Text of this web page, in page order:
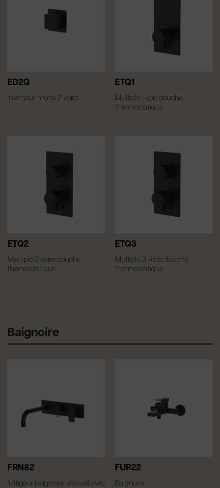
ED2Q
Inverseur mural 2 voies
ETQ1
Multiplo 1 voie douche
thermostatique
ETQ2
Multiplo 2 voies douche
thermostatique
ETQ3
Multiplo 3 voies douche
thermostatique
Baignoire
FRN82
Mitigeur baignoire manuel avec
FUR22
Baignoire